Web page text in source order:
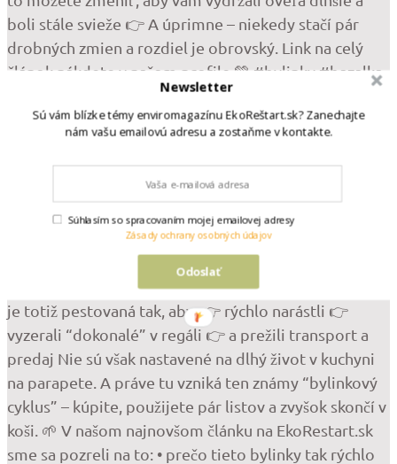
Follow
Krásne, svieže bylinky z obchodu – bazalka, mäta,
pažítka… Vyzerajú, že vám poslúžia celé týždne.
Možno mesiace. A potom príde realita. Žltnú. Vädnú.
Hneď po pár dňoch hynú. Ale pravda je, že problém
často nie je u vás doma. Väčšina byliniek z obchodov
je totiž pestovaná tak, aby: 👉 rýchlo narástli 👉
vyzerali “dokonalé” v regáli 👉 a prežili transport a
predaj Nie sú však nastavené na dlhý život v kuchyni
na parapete. A práve tu vzniká ten známy “bylinkový
cyklus” – kúpite, použijete pár listov a zvyšok skončí v
koši. 🌱 V našom najnovšom článku na EkoRestart.sk
sme sa pozreli na to: • prečo tieto bylinky tak rýchlo
Newsletter
Sú vám blízke témy enviromagazínu EkoReštart.sk? Zanechajte
nám vašu emailovú adresu a zostaňme v kontakte.
Odoslať
Súhlasím so spracovaním mojej emailovej adresy
Zásady ochrany osobných údajov